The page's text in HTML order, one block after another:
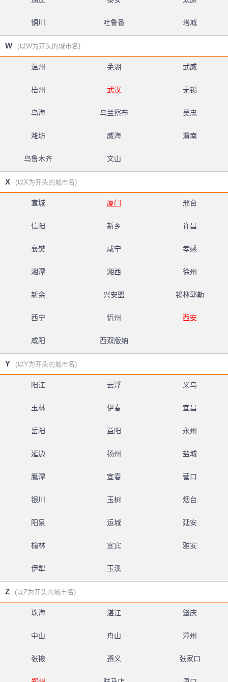
铜川 吐鲁番 塔城
W (以W为开头的城市名)
温州 芜湖 武威
梧州 武汉 无锡
乌海 乌兰察布 吴忠
潍坊 威海 渭南
乌鲁木齐 文山
X (以X为开头的城市名)
宣城 厦门 邢台
信阳 新乡 许昌
襄樊 咸宁 孝感
湘潭 湘西 徐州
新余 兴安盟 锡林郭勒
西宁 忻州 西安
咸阳 西双版纳
Y (以Y为开头的城市名)
阳江 云浮 义乌
玉林 伊春 宜昌
岳阳 益阳 永州
延边 扬州 盐城
鹰潭 宜春 营口
银川 玉树 烟台
阳泉 运城 延安
榆林 宜宾 雅安
伊犁 玉溪
Z (以Z为开头的城市名)
珠海 湛江 肇庆
中山 舟山 漳州
张掖 遵义 张家口